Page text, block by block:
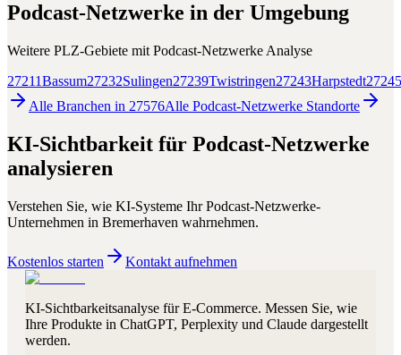
Podcast-Netzwerke in der Umgebung
Weitere PLZ-Gebiete mit Podcast-Netzwerke Analyse
27211Bassum27232Sulingen27239Twistringen27243Harpstedt27245
Alle Branchen in 27576Alle Podcast-Netzwerke Standorte
KI-Sichtbarkeit für Podcast-Netzwerke
analysieren
Verstehen Sie, wie KI-Systeme IhrPodcast-Netzwerke-
Unternehmen in Bremerhaven wahrnehmen.
Kostenlos starten Kontakt aufnehmen
KI-Sichtbarkeitsanalyse für E-Commerce. Messen Sie, wie
Ihre Produkte in ChatGPT, Perplexity und Claude dargestellt
werden.